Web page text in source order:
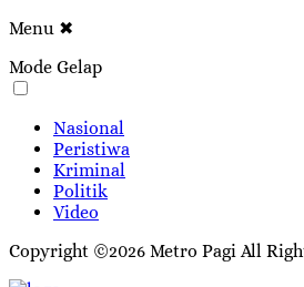
Menu ✖
Mode Gelap
Nasional
Peristiwa
Kriminal
Politik
Video
Copyright ©2026 Metro Pagi All